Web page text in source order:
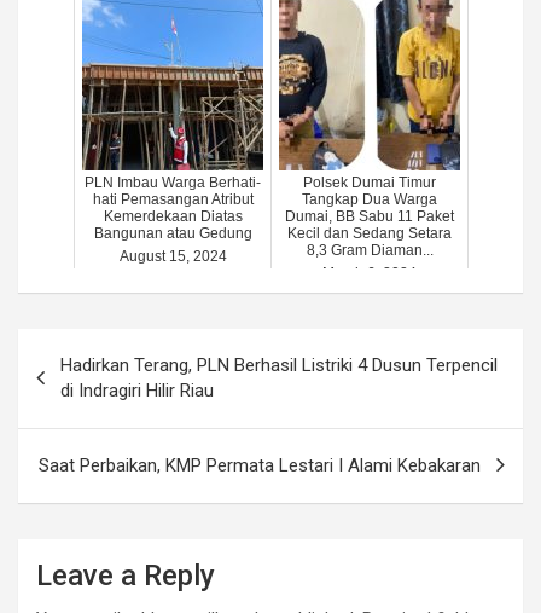
PLN Imbau Warga Berhati-
hati Pemasangan Atribut
Kemerdekaan Diatas
Bangunan atau Gedung
August 15, 2024
Polsek Dumai Timur
Tangkap Dua Warga
Dumai, BB Sabu 11 Paket
Kecil dan Sedang Setara
8,3 Gram Diaman...
March 6, 2024
navigation
Hadirkan Terang, PLN Berhasil Listriki 4 Dusun Terpencil
di Indragiri Hilir Riau
Saat Perbaikan, KMP Permata Lestari I Alami Kebakaran
Leave a Reply